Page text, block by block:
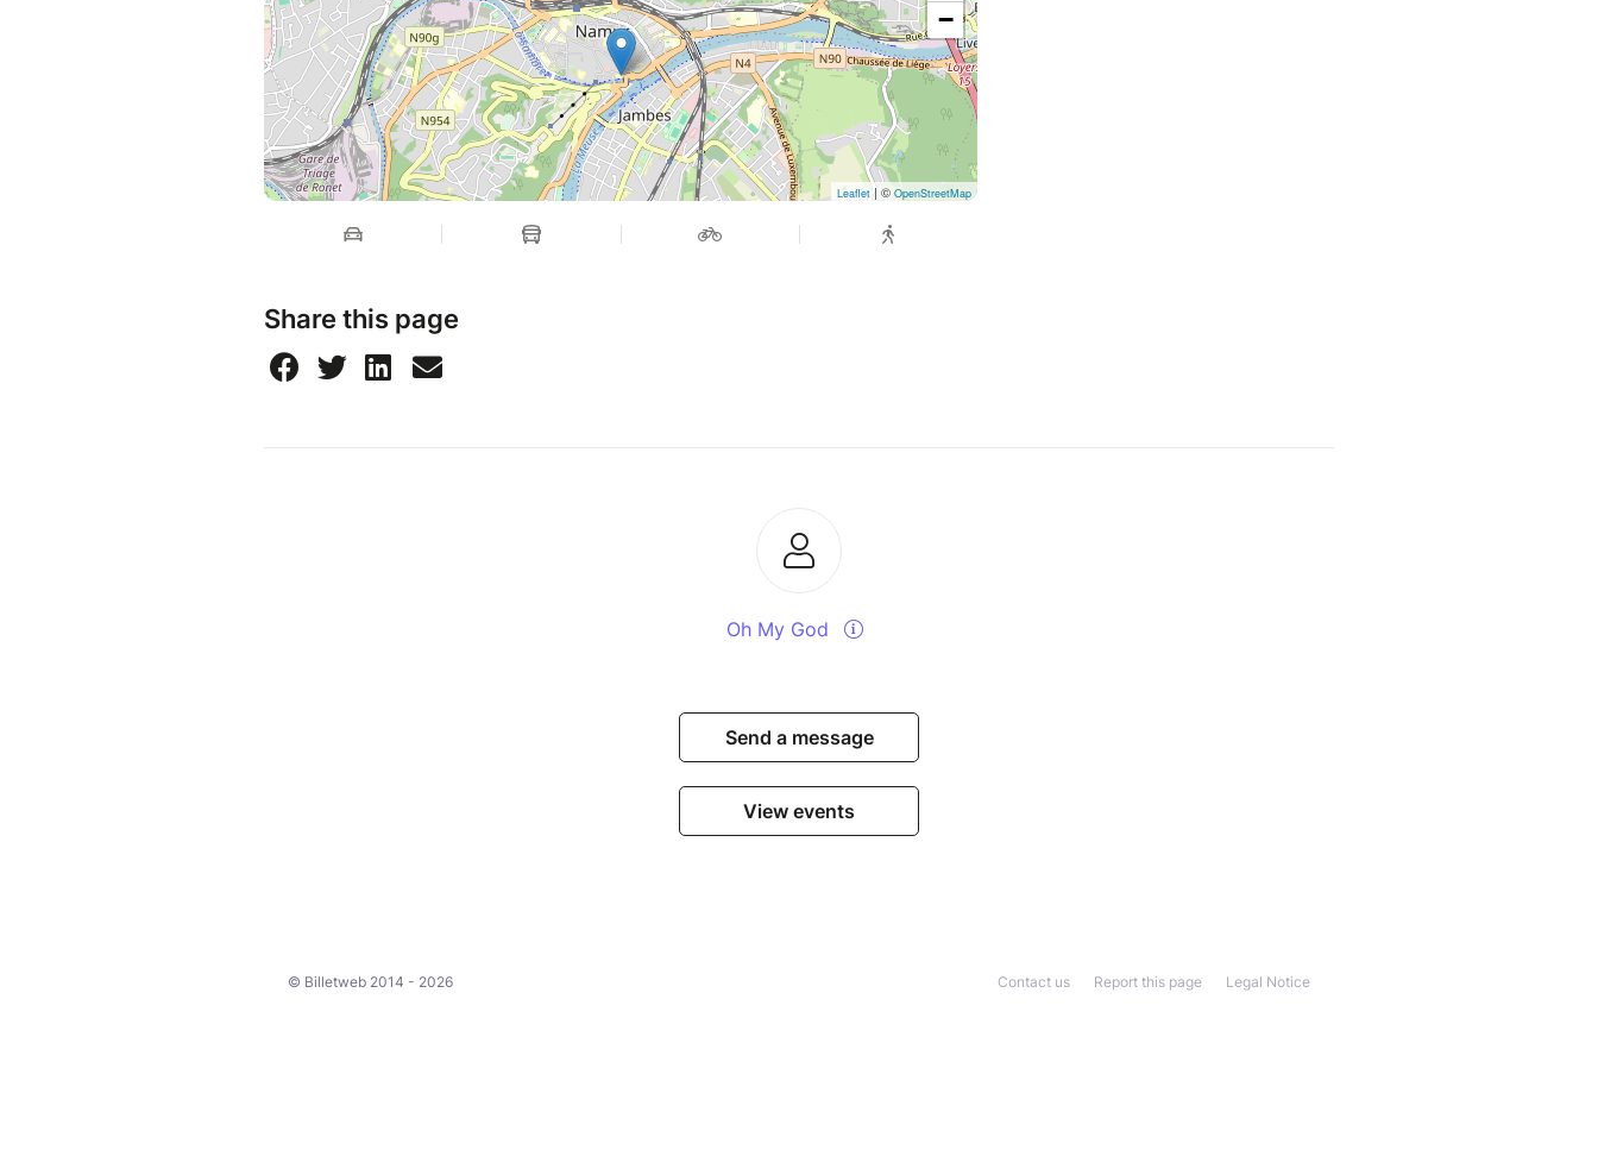
−
Leaflet| © OpenStreetMap
Share this page
Oh My God
Send a message
View events
© Billetweb 2014 - 2026 Legal Notice
Report this page
Contact us